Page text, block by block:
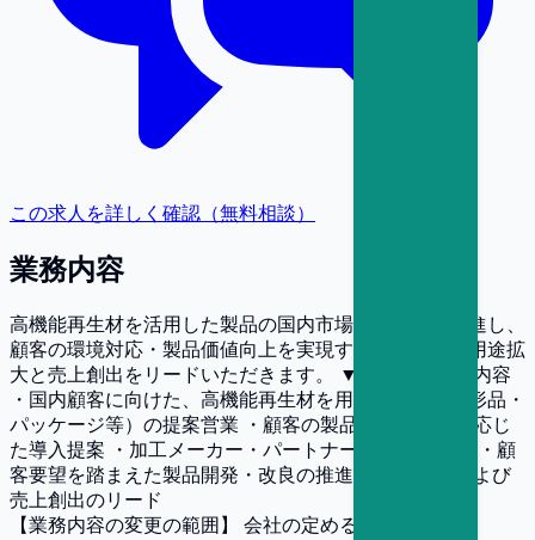
この求人を詳しく確認（無料相談）
業務内容
高機能再生材を活用した製品の国内市場への導入を推進し、
顧客の環境対応・製品価値向上を実現するとともに、用途拡
大と売上創出をリードいただきます。 ▼具体的な業務内容
・国内顧客に向けた、高機能再生材を用いた製品（成形品・
パッケージ等）の提案営業 ・顧客の製品設計・用途に応じ
た導入提案 ・加工メーカー・パートナー企業との連携 ・顧
客要望を踏まえた製品開発・改良の推進 ・案件管理および
売上創出のリード
【業務内容の変更の範囲】
会社の定める業務